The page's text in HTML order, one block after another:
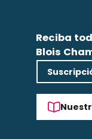
Reciba
Blois